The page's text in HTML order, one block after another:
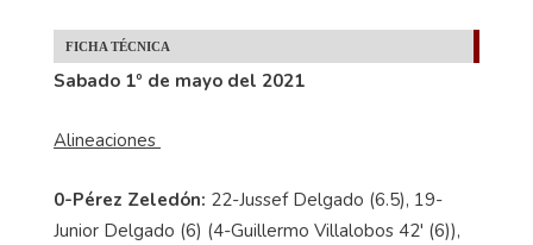
FICHA TÉCNICA
Sabado 1º de mayo del 2021
Alineaciones
0-Pérez Zeledón: 22-Jussef Delgado (6.5), 19-
Junior Delgado (6) (4-Guillermo Villalobos 42' (6)),